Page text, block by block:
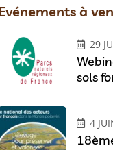
à
29
sols
4